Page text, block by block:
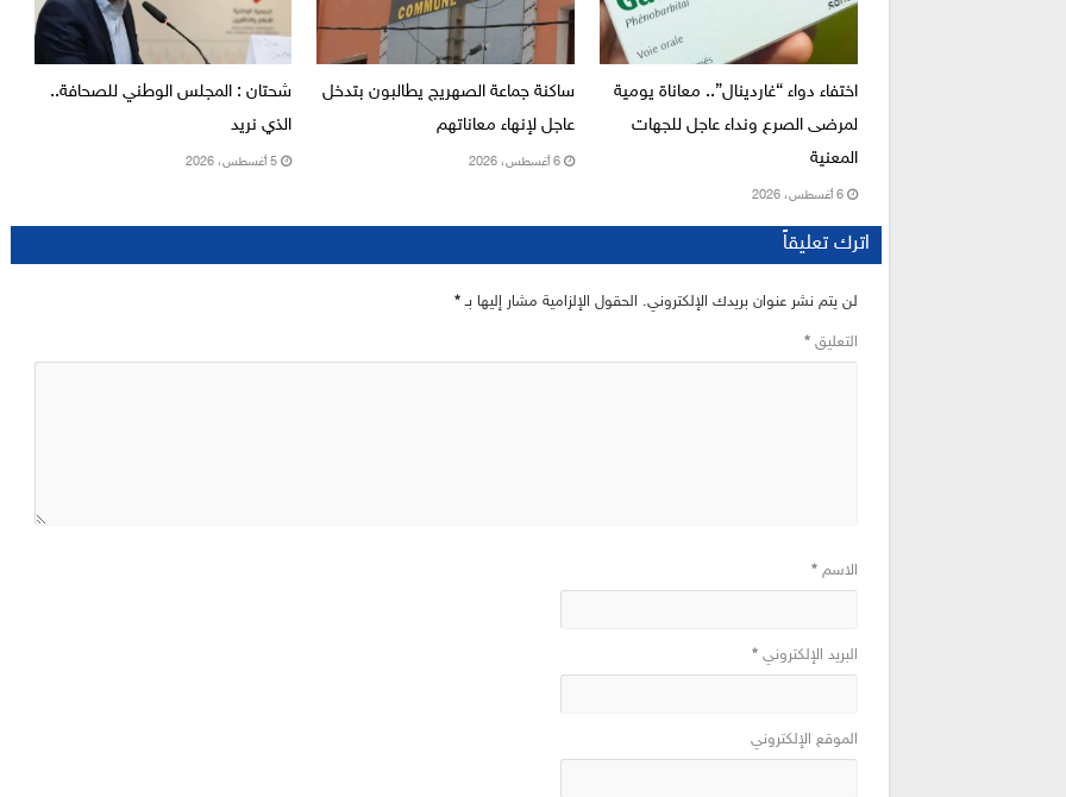
اختفاء دواء “غاردينال”.. معاناة يومية
لمرضى الصرع ونداء عاجل للجهات
المعنية
6 أغسطس، 2026
ساكنة جماعة الصهريج يطالبون بتدخل
عاجل لإنهاء معاناتهم
6 أغسطس، 2026
شحتان : المجلس الوطني للصحافة..
الذي نريد
5 أغسطس، 2026
اترك تعليقاً
لن يتم نشر عنوان بريدك الإلكتروني. الحقول الإلزامية مشار إليها بـ*
التعليق*
الاسم*
البريد الإلكتروني*
الموقع الإلكتروني